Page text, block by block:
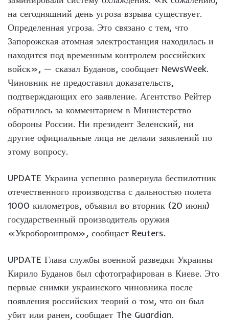
на сегодняшний день угроза взрыва существует.
Определенная угроза. Это связано с тем, что
Запорожская атомная электростанция находилась и
находится под временным контролем российских
войск», — сказал Буданов, сообщает NewsWeek.
Чиновник не предоставил доказательств,
подтверждающих его заявление. Агентство Рейтер
обратилось за комментарием в Министерство
обороны России. Ни президент Зеленский, ни
другие официальные лица не делали заявлений по
этому вопросу.
UPDATE Украина успешно развернула беспилотник
отечественного производства с дальностью полета
1000 километров, объявил во вторник (20 июня)
государственный производитель оружия
«Укроборонпром», сообщает Reuters.
UPDATE Глава службы военной разведки Украины
Кирило Буданов был сфотографирован в Киеве. Это
первые снимки украинского чиновника после
появления российских теорий о том, что он был
убит или ранен, сообщает The Guardian.